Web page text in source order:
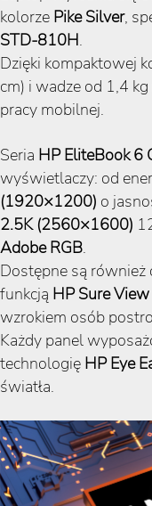
kolorze Pike Silver,
STD-810H.
Dzięki kompaktowej
cm) i wadze od 1,4
pracy mobilnej.
Seria HP EliteBook 6
wyświetlaczy: od
(1920×1200) o
2.5K (2560×1600)
Adobe RGB.
Dostępne są również
funkcją HP Sure
wzrokiem osób
Każdy panel
technologię HP Eye
światła.